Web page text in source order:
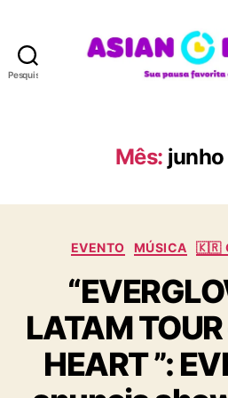
Pesquisar
A
N
R
A
Mês:
C
t
e
g
o
r
EVENTO MÚSICA 🇰🇷
LATAM TOUR
HEART ”: